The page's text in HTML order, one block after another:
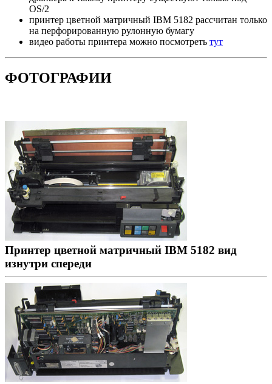
OS/2
принтер цветной матричный IBM 5182 рассчитан только
на перфорированную рулонную бумагу
видео работы принтера можно посмотреть тут
ФОТОГРАФИИ
Принтер цветной матричный IBM 5182 вид
изнутри спереди